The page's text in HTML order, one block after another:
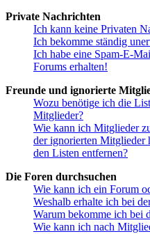
Private Nachrichten
Ich kann keine Privaten
Ich bekomme ständig
Ich habe eine Spam-E-
Forums erhalten!
Freunde und ignorierte
Wozu benötige ich die
Mitglieder?
Wie kann ich Mitglieder
der ignorierten Mitglieder
den Listen entfernen?
Die Foren durchsuchen
Wie kann ich ein Forum
Weshalb erhalte ich bei
Warum bekomme ich bei
Wie kann ich nach